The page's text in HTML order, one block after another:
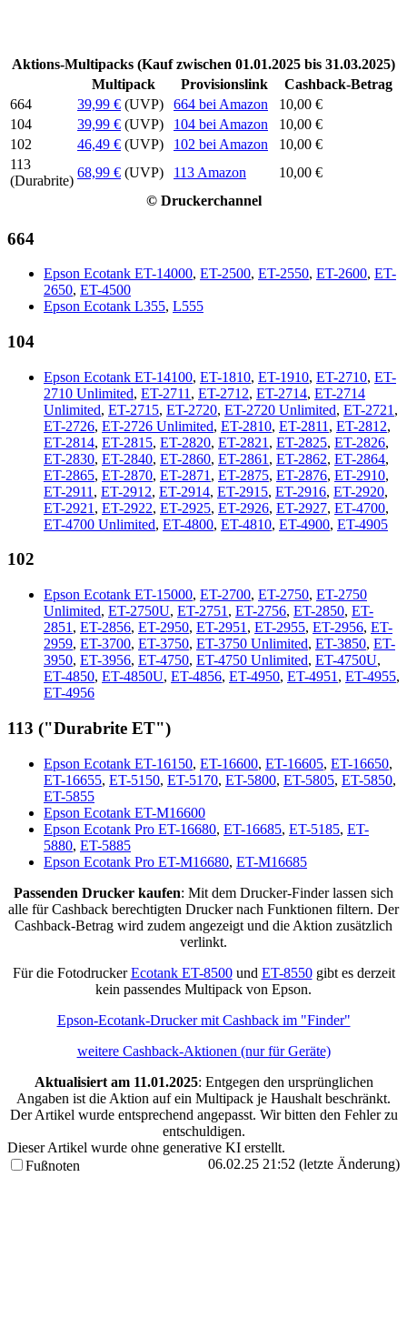
Aktions-Multipacks (Kauf zwischen 01.01.2025 bis 31.03.2025)
Multipack
Provisionslink
Cashback-Betrag
664
39,99 € (UVP) 664 bei Amazon
10,00 €
104
39,99 € (UVP) 104 bei Amazon
10,00 €
102
46,49 € (UVP) 102 bei Amazon
10,00 €
113
(Durabrite)
68,99 € (UVP) 113 Amazon
10,00 €
© Druckerchannel
664
Epson Ecotank ET-14000, ET-2500, ET-2550, ET-2600, ET-
2650, ET-4500
Epson Ecotank L355, L555
104
Epson Ecotank ET-14100, ET-1810, ET-1910, ET-2710, ET-
2710 Unlimited, ET-2711 , ET-2712, ET-2714, ET-2714
Unlimited, ET-2715, ET-2720, ET-2720 Unlimited, ET-2721 ,
ET-2726, ET-2726 Unlimited, ET-2810, ET-2811 , ET-2812,
ET-2814, ET-2815, ET-2820, ET-2821 , ET-2825, ET-2826,
ET-2830, ET-2840, ET-2860, ET-2861 , ET-2862, ET-2864,
ET-2865, ET-2870, ET-2871 , ET-2875, ET-2876, ET-2910,
ET-2911 , ET-2912, ET-2914, ET-2915, ET-2916, ET-2920,
ET-2921 , ET-2922, ET-2925, ET-2926, ET-2927, ET-4700,
ET-4700 Unlimited, ET-4800, ET-4810, ET-4900, ET-4905
102
Epson Ecotank ET-15000, ET-2700, ET-2750, ET-2750
Unlimited, ET-2750U, ET-2751 , ET-2756, ET-2850, ET-
2851 , ET-2856, ET-2950, ET-2951 , ET-2955, ET-2956, ET-
2959, ET-3700, ET-3750, ET-3750 Unlimited, ET-3850, ET-
3950, ET-3956, ET-4750, ET-4750 Unlimited, ET-4750U,
ET-4850, ET-4850U, ET-4856, ET-4950, ET-4951 , ET-4955,
ET-4956
113 ("Durabrite ET")
Epson Ecotank ET-16150, ET-16600, ET-16605, ET-16650,
ET-16655, ET-5150, ET-5170, ET-5800, ET-5805, ET-5850,
ET-5855
Epson Ecotank ET-M16600
Epson Ecotank Pro ET-16680, ET-16685, ET-5185, ET-
5880, ET-5885
Epson Ecotank Pro ET-M16680, ET-M16685
Passenden Drucker kaufen: Mit dem Drucker-Finder lassen sich
alle für Cashback berechtigten Drucker nach Funktionen filtern. Der
Cashback-Betrag wird zudem angezeigt und die Aktion zusätzlich
verlinkt.
Für die FotodruckerEcotank ET-8500und ET-8550gibt es derzeit
kein passendes Multipack von Epson.
Epson-Ecotank-Drucker mit Cashback im "Finder"
weitere Cashback-Aktionen (nur für Geräte)
Aktualisiert am 11.01.2025: Entgegen den ursprünglichen
Angaben ist die Aktion auf ein Multipack je Haushalt beschränkt.
Der Artikel wurde entsprechend angepasst. Wir bitten den Fehler zu
entschuldigen.
Dieser Artikel wurde ohne generative KI erstellt.
06.02.25 21:52 (letzte Änderung)
Fußnoten